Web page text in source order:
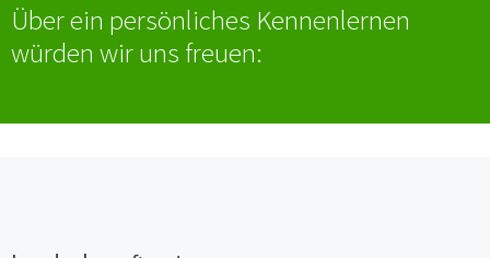
38. Reutlinger Fortbildungstage 13.-14.
Über ein persönliches Kennenlernen
würden wir uns freuen: